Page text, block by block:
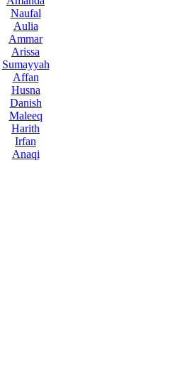
Naufal
Aulia
Ammar
Arissa
Sumayyah
Affan
Husna
Danish
Maleeq
Harith
Irfan
Anaqi